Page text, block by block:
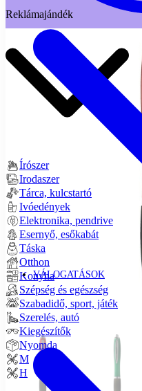
VÁLOGATÁSOK
Reklámajándék
Írószer
Irodaszer
Tárca, kulcstartó
Ivóedények
Elektronika, pendrive
Esernyő, esőkabát
Táska
Otthon
Konyha
Szépség és egészség
Szabadidő, sport, játék
Szerelés, autó
Kiegészítők
Nyomda
M
H